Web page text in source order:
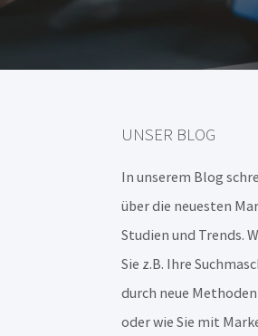
UNSER BLOG
In unserem Blog
über die neuesten
Studien und Trends.
Sie z.B. Ihre
durch neue
oder wie Sie mit